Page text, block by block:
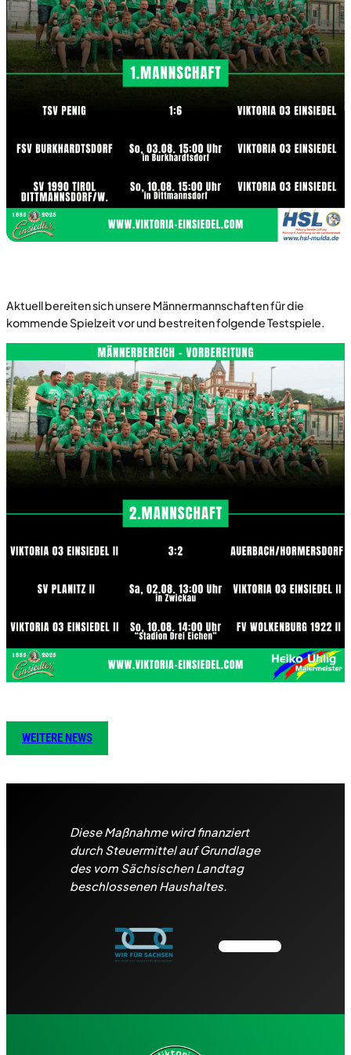
Aktuell bereiten sich unsere Männermannschaften für die
kommende Spielzeit vor und bestreiten folgende Testspiele.
WEITERE NEWS
Diese Maßnahme wird finanziert
durch Steuermittel auf Grundlage
des vom Sächsischen Landtag
beschlossenen Haushaltes.